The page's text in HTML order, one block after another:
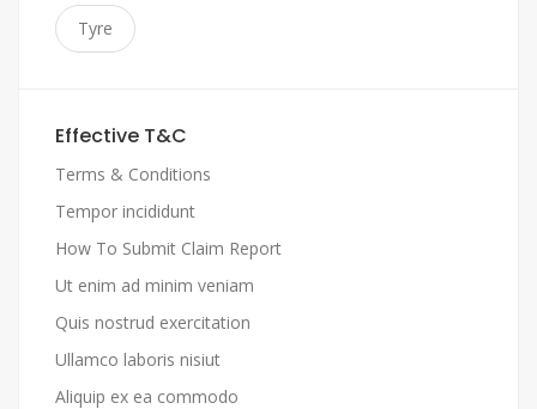
Tyre
Effective T&C
Terms & Conditions
Tempor incididunt
How To Submit Claim Report
Ut enim ad minim veniam
Quis nostrud exercitation
Ullamco laboris nisiut
Aliquip ex ea commodo